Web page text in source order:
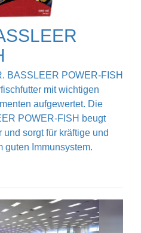
BASSLEER POWER-FISH
mit wichtigen
aufgewertet. Die
POWER-FISH beugt
sorgt für kräftige und
guten Immunsystem.